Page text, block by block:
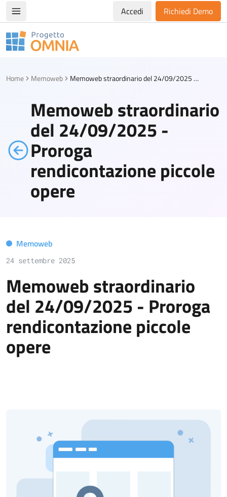
Apri/chiudi menù di navigazioneAccedi Richiedi Demo
Progetto Omnia
Home Memoweb Memoweb straordinario del 24/09/2025 - Proroga rendicontazione piccole opere
Memoweb straordinario
del 24/09/2025 -
Proroga
rendicontazione piccole
opere
Memoweb
24 settembre 2025
Memoweb straordinario
del 24/09/2025 - Proroga
rendicontazione piccole
opere